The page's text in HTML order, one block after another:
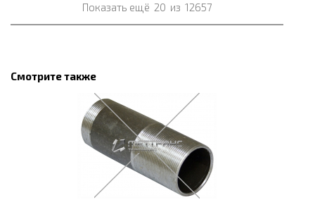
Показать ещё 20 из 12657
Смотрите также